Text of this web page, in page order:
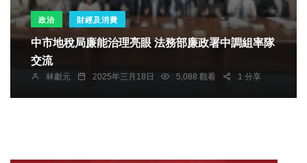
政治 財經及消費
中市地稅局廉能治理亮眼 法務部廉政署中調組率隊
交流
林獻元 2025年三月18日 5,088 觀看 1 分享